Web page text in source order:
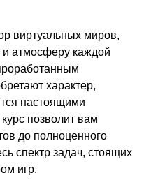
виртуальных миров,
и атмосферу каждой
характер,
настоящими
позволит вам
до полноценного
спектр задач, стоящих
игр.